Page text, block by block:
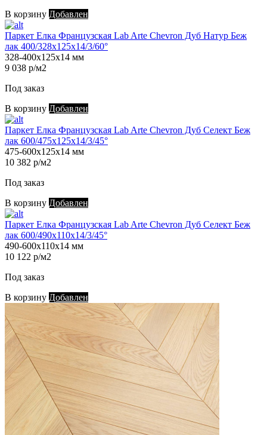
В корзину Добавлен
Паркет Елка Французская Lab Arte Chevron Дуб Натур Беж
лак 400/328х125х14/3/60°
328-400х125х14 мм
9 038 р/м2
Под заказ
В корзину Добавлен
Паркет Елка Французская Lab Arte Chevron Дуб Селект Беж
лак 600/475х125х14/3/45°
475-600х125х14 мм
10 382 р/м2
Под заказ
В корзину Добавлен
Паркет Елка Французская Lab Arte Chevron Дуб Селект Беж
лак 600/490х110х14/3/45°
490-600х110х14 мм
10 122 р/м2
Под заказ
В корзину Добавлен